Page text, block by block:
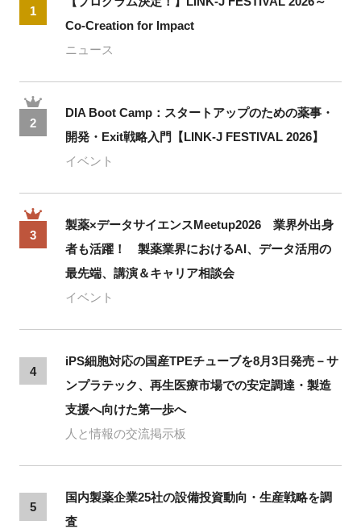
1
Co-Creation for Impact
ニュース
2
DIA Boot Camp：スタートアップのための薬事・
開発・Exit戦略入門【LINK-J FESTIVAL 2026】
イベント
3
製薬×データサイエンスMeetup2026 業界外出身
者も活躍！ 製薬業界におけるAI、データ活用の
最先端、講演＆キャリア相談会
イベント
4
iPS細胞対応の国産TPEチューブを8月3日発売－サ
ンプラテック、再生医療市場での安定調達・製造
支援へ向けた第一歩へ
人と情報の交流掲示板
5
国内製薬企業25社の設備投資動向・生産戦略を調
査